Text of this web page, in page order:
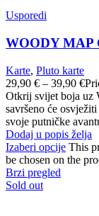
Usporedi
WOODY MAP
Karte, Pluto karte
29,90 € – 39,90 €
Otkrij svijet boja uz
savršeno će
svoje putničke
Dodaj u popis želja
Izaberi opcije This
be chosen on the
Brzi pregled
Sold out